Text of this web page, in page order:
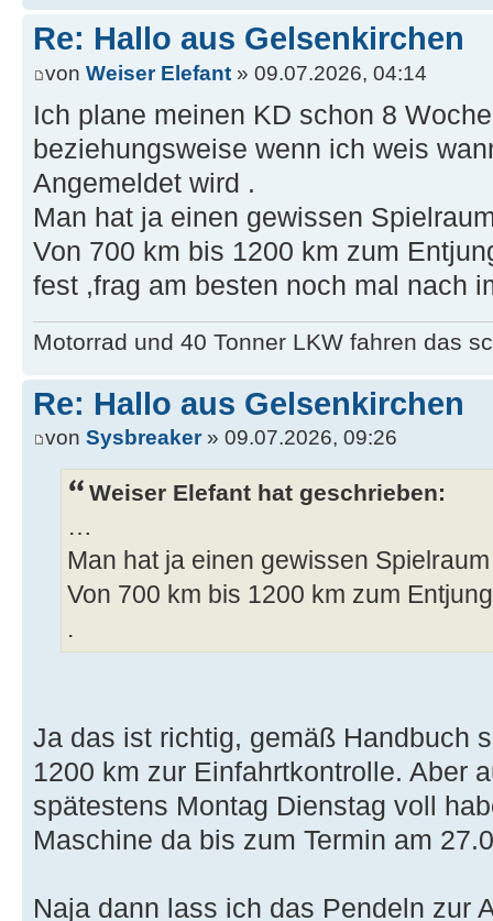
Re: Hallo aus Gelsenkirchen
von Weiser Elefant » 09.07.2026, 04:14
Ich plane meinen KD schon 8
beziehungsweise wenn ich weis
Angemeldet wird .
Man hat ja einen gewissen
Von 700 km bis 1200 km zum
fest ,frag am besten noch mal nach
Motorrad und 40 Tonner LKW fahren das
Re: Hallo aus Gelsenkirchen
von Sysbreaker» 09.07.2026, 09:26
Weiser Elefant hat geschrieben:
…
Man hat ja einen gewissen
Von 700 km bis 1200 km zum
.
Ja das ist richtig, gemäß Handbuch
1200 km zur Einfahrtkontrolle. Aber
spätestens Montag Dienstag voll
Maschine da bis zum Termin am
Naja dann lass ich das Pendeln zur